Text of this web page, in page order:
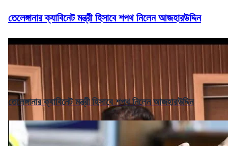
তেলেঙ্গানার ক্যাবিনেট মন্ত্রী হিসাবে শপথ নিলেন আজহারউদ্দিন
তেলেঙ্গানার ক্যাবিনেট মন্ত্রী হিসাবে শপথ নিলেন আজহারউদ্দিন